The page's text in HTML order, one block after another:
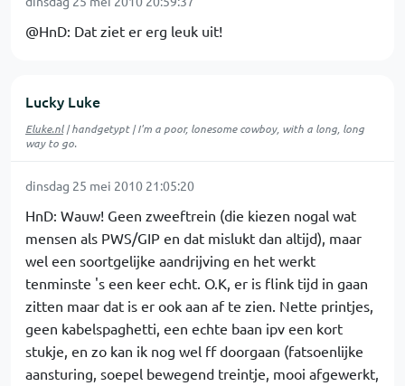
@HnD: Dat ziet er erg leuk uit!
Lucky Luke
Eluke.nl| handgetypt | I'm a poor, lonesome cowboy, with a long, long
way to go.
dinsdag 25 mei 2010 21:05:20
HnD: Wauw! Geen zweeftrein (die kiezen nogal wat
mensen als PWS/GIP en dat mislukt dan altijd), maar
wel een soortgelijke aandrijving en het werkt
tenminste 's een keer echt. O.K, er is flink tijd in gaan
zitten maar dat is er ook aan af te zien. Nette printjes,
geen kabelspaghetti, een echte baan ipv een kort
stukje, en zo kan ik nog wel ff doorgaan (fatsoenlijke
aansturing, soepel bewegend treintje, mooi afgewerkt,